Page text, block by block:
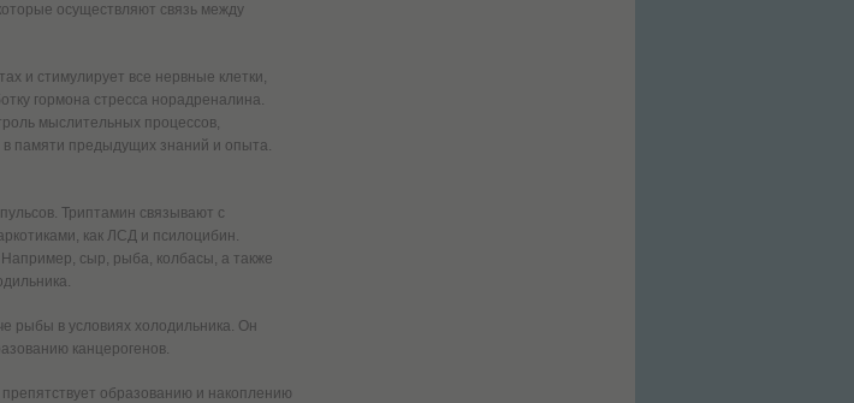
осуществляют связь между
и стимулирует все нервные клетки,
гормона стресса норадреналина.
мыслительных процессов,
памяти предыдущих знаний и опыта.
Триптамин связывают с
как ЛСД и псилоцибин.
сыр, рыба, колбасы, а также
рыбы в условиях холодильника. Он
канцерогенов.
образованию и накоплению